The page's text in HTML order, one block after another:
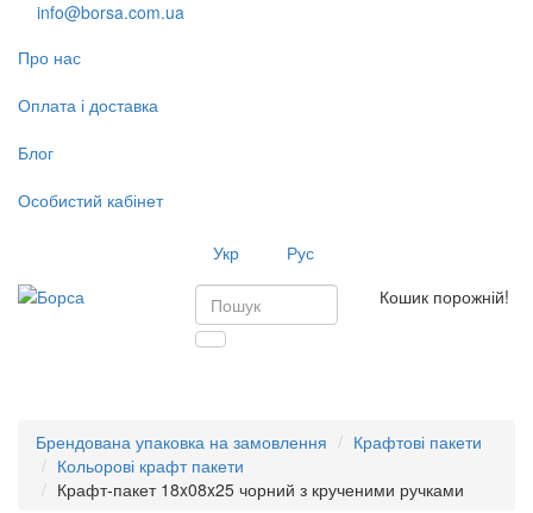
info@borsa.com.ua
Про нас
Оплата і доставка
Блог
Особистий кабінет
Укр
Рус
Кошик порожній!
Брендована упаковка на замовлення
Крафтові пакети
Кольорові крафт пакети
Крафт-пакет 18x08x25 чорний з крученими ручками